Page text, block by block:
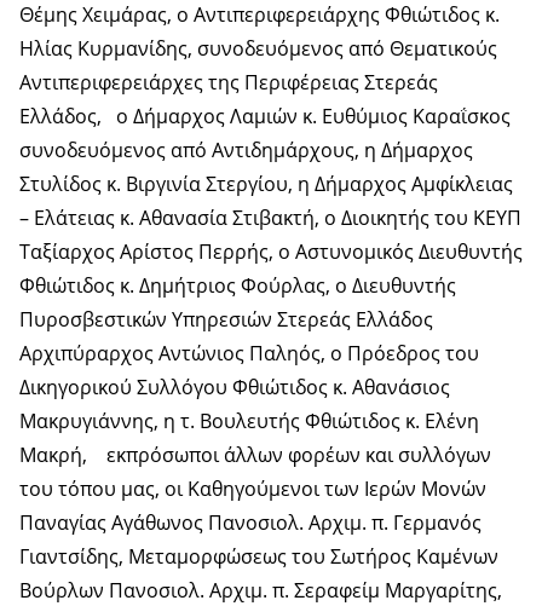
Θέμης Χειμάρας, ο Αντιπεριφερειάρχης Φθιώτιδος κ.
Ηλίας Κυρμανίδης, συνοδευόμενος από Θεματικούς
Αντιπεριφερειάρχες της Περιφέρειας Στερεάς
Ελλάδος, ο Δήμαρχος Λαμιών κ. Ευθύμιος Καραΐσκος
συνοδευόμενος από Αντιδημάρχους, η Δήμαρχος
Στυλίδος κ. Βιργινία Στεργίου, η Δήμαρχος Αμφίκλειας
– Ελάτειας κ. Αθανασία Στιβακτή, ο Διοικητής του ΚΕΥΠ
Ταξίαρχος Αρίστος Περρής, ο Αστυνομικός Διευθυντής
Φθιώτιδος κ. Δημήτριος Φούρλας, ο Διευθυντής
Πυροσβεστικών Υπηρεσιών Στερεάς Ελλάδος
Αρχιπύραρχος Αντώνιος Παληός, ο Πρόεδρος του
Δικηγορικού Συλλόγου Φθιώτιδος κ. Αθανάσιος
Μακρυγιάννης, η τ. Βουλευτής Φθιώτιδος κ. Ελένη
Μακρή, εκπρόσωποι άλλων φορέων και συλλόγων
του τόπου μας, οι Καθηγούμενοι των Ιερών Μονών
Παναγίας Αγάθωνος Πανοσιολ. Αρχιμ. π. Γερμανός
Γιαντσίδης, Μεταμορφώσεως του Σωτήρος Καμένων
Βούρλων Πανοσιολ. Αρχιμ. π. Σεραφείμ Μαργαρίτης,